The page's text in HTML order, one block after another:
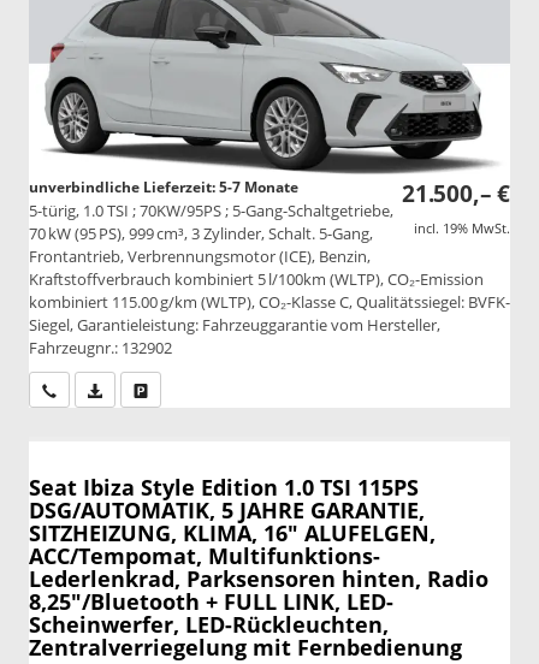
21.500,– €
incl. 19% MwSt.
unverbindliche Lieferzeit: 5-7 Monate
5-türig, 1.0 TSI ; 70KW/95PS ; 5-Gang-Schaltgetriebe,
70 kW (95 PS), 999 cm³, 3 Zylinder, Schalt. 5-Gang,
Frontantrieb, Verbrennungsmotor (ICE), Benzin,
Kraftstoffverbrauch kombiniert 5 l/100km (WLTP), CO₂-Emission
kombiniert 115.00 g/km (WLTP), CO₂-Klasse C, Qualitätssiegel: BVFK-
Siegel, Garantieleistung: Fahrzeuggarantie vom Hersteller,
Fahrzeugnr.: 132902
Wir rufen Sie anPDF-Datei, Fahrzeugexposé drucken
Seat Ibiza Style Edition 1.0 TSI 115PS
DSG/AUTOMATIK, 5 JAHRE GARANTIE,
SITZHEIZUNG, KLIMA, 16" ALUFELGEN,
ACC/Tempomat, Multifunktions-
Lederlenkrad, Parksensoren hinten, Radio
8,25"/Bluetooth + FULL LINK, LED-
Scheinwerfer, LED-Rückleuchten,
Zentralverriegelung mit Fernbedienung